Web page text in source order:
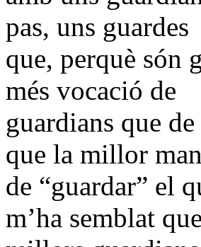
pas, uns guardes
que, perquè són
més vocació de
guardians que
que la millor
de “guardar” el
m’ha semblat